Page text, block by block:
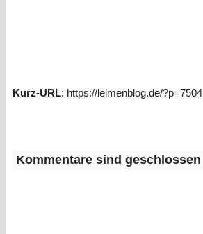
Kurz-URL: https://leimenblog.de/?p=7504
Kommentare sind geschlossen